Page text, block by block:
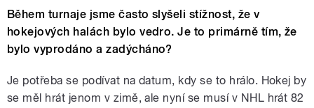
Během turnaje jsme často slyšeli stížnost, že v
hokejových halách bylo vedro. Je to primárně tím, že
bylo vyprodáno a zadýcháno?
Je potřeba se podívat na datum, kdy se to hrálo. Hokej by
se měl hrát jenom v zimě, ale nyní se musí v NHL hrát 82